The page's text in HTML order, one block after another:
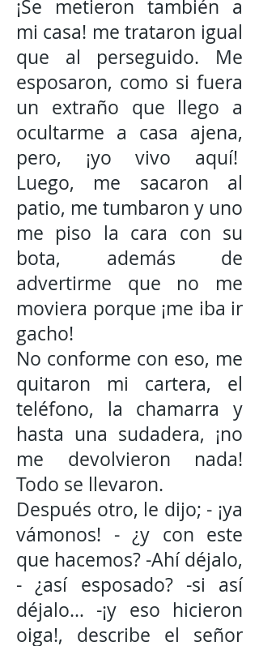
¡Se metieron también a
mi casa! me trataron igual
que al perseguido. Me
esposaron, como si fuera
un extraño que llego a
ocultarme a casa ajena,
pero, ¡yo vivo aquí!
Luego, me sacaron al
patio, me tumbaron y uno
me piso la cara con su
bota, además de
advertirme que no me
moviera porque ¡me iba ir
gacho!
No conforme con eso, me
quitaron mi cartera, el
teléfono, la chamarra y
hasta una sudadera, ¡no
me devolvieron nada!
Todo se llevaron.
Después otro, le dijo; - ¡ya
vámonos! - ¿y con este
que hacemos? -Ahí déjalo,
- ¿así esposado? -si así
déjalo… -¡y eso hicieron
oiga!, describe el señor